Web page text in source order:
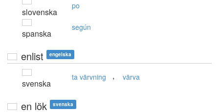
slovenska
po
spanska
según
enlist engelska
svenska
ta värvning , värva
en lök svenska